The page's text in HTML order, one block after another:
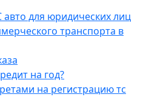
авто для юридических лиц
транспорта в
на год?
на регистрацию тс